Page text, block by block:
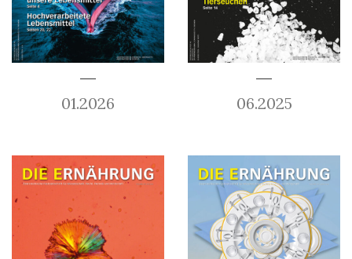
01.2026 06.2025